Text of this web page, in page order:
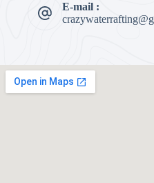
E-mail :